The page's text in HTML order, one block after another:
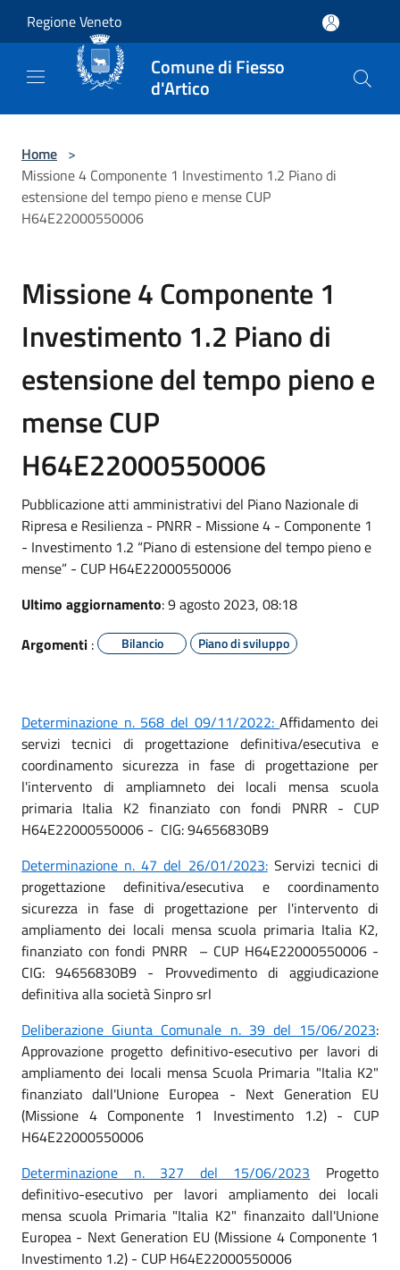
Regione Veneto
Comune di Fiesso
d'Artico
Home >
Missione 4 Componente 1 Investimento 1.2 Piano di
estensione del tempo pieno e mense CUP
H64E22000550006
Missione 4 Componente 1
Investimento 1.2 Piano di
estensione del tempo pieno e
mense CUP
H64E22000550006
Pubblicazione atti amministrativi del Piano Nazionale di
Ripresa e Resilienza - PNRR - Missione 4 - Componente 1
- Investimento 1.2 “Piano di estensione del tempo pieno e
mense” - CUP H64E22000550006
Ultimo aggiornamento: 9 agosto 2023, 08:18
Argomenti : Bilancio Piano di sviluppo
Determinazione n. 568 del 09/11/2022:Affidamento dei
servizi tecnici di progettazione definitiva/esecutiva e
coordinamento sicurezza in fase di progettazione per
l'intervento di ampliamneto dei locali mensa scuola
primaria Italia K2 finanziato con fondi PNRR - CUP
H64E22000550006 - CIG: 94656830B9
Determinazione n. 47 del 26/01/2023:Servizi tecnici di
progettazione definitiva/esecutiva e coordinamento
sicurezza in fase di progettazione per l'intervento di
ampliamento dei locali mensa scuola primaria Italia K2,
finanziato con fondi PNRR – CUP H64E22000550006 -
CIG: 94656830B9 - Provvedimento di aggiudicazione
definitiva alla società Sinpro srl
Deliberazione Giunta Comunale n. 39 del 15/06/2023:
Approvazione progetto definitivo-esecutivo per lavori di
ampliamento dei locali mensa Scuola Primaria "Italia K2"
finanziato dall'Unione Europea - Next Generation EU
(Missione 4 Componente 1 Investimento 1.2) - CUP
H64E22000550006
Determinazione n. 327 del 15/06/2023 Progetto
definitivo-esecutivo per lavori ampliamento dei locali
mensa scuola Primaria "Italia K2" finanzaito dall'Unione
Europea - Next Generation EU (Missione 4 Componente 1
Investimento 1.2) - CUP H64E22000550006